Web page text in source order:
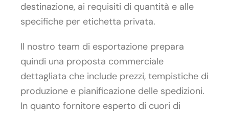
destinazione, ai requisiti di quantità e alle
specifiche per etichetta privata.
Il nostro team di esportazione prepara
quindi una proposta commerciale
dettagliata che include prezzi, tempistiche di
produzione e pianificazione delle spedizioni.
In quanto fornitore esperto di cuori di